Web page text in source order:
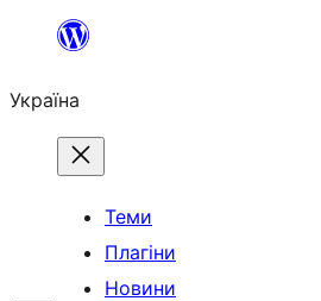
Перейти
вмісту
Україна
Теми
Плагіни
Новини